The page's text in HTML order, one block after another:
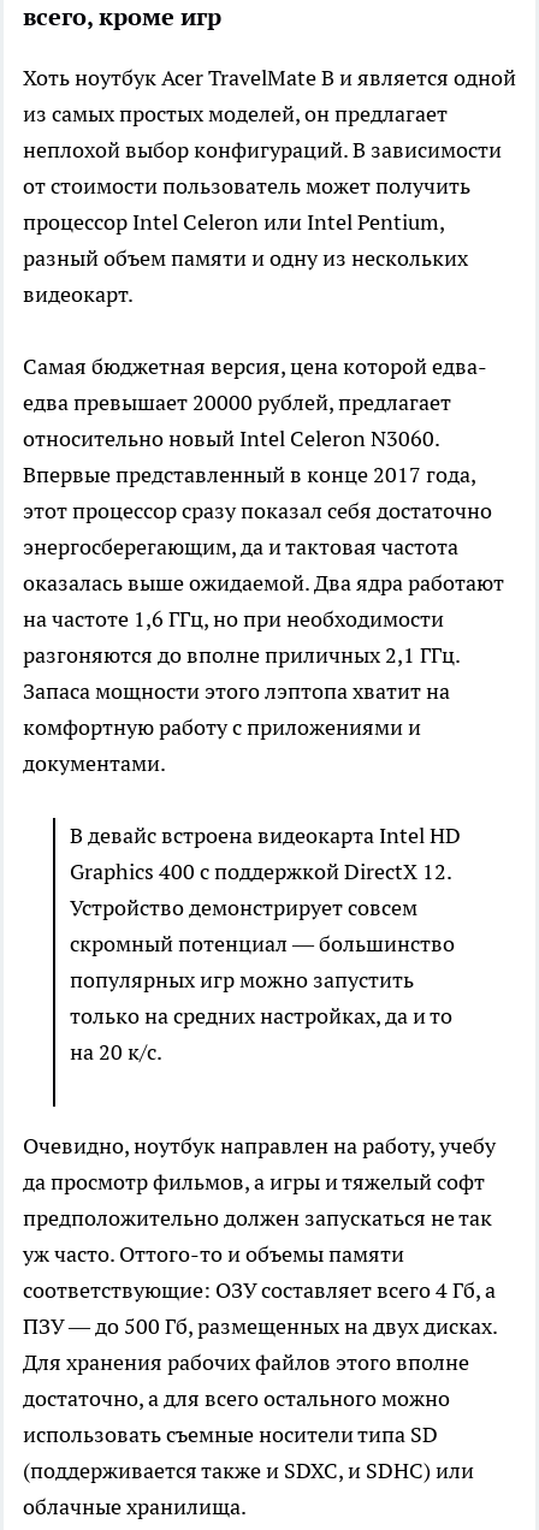
всего, кроме игр
Хоть ноутбук Acer TravelMate B и является одной
из самых простых моделей, он предлагает
неплохой выбор конфигураций. В зависимости
от стоимости пользователь может получить
процессор Intel Celeron или Intel Pentium,
разный объем памяти и одну из нескольких
видеокарт.
Самая бюджетная версия, цена которой едва-
едва превышает 20000 рублей, предлагает
относительно новый Intel Celeron N3060.
Впервые представленный в конце 2017 года,
этот процессор сразу показал себя достаточно
энергосберегающим, да и тактовая частота
оказалась выше ожидаемой. Два ядра работают
на частоте 1,6 ГГц, но при необходимости
разгоняются до вполне приличных 2,1 ГГц.
Запаса мощности этого лэптопа хватит на
комфортную работу с приложениями и
документами.
В девайс встроена видеокарта Intel HD
Graphics 400 с поддержкой DirectX 12.
Устройство демонстрирует совсем
скромный потенциал — большинство
популярных игр можно запустить
только на средних настройках, да и то
на 20 к/с.
Очевидно, ноутбук направлен на работу, учебу
да просмотр фильмов, а игры и тяжелый софт
предположительно должен запускаться не так
уж часто. Оттого-то и объемы памяти
соответствующие: ОЗУ составляет всего 4 Гб, а
ПЗУ — до 500 Гб, размещенных на двух дисках.
Для хранения рабочих файлов этого вполне
достаточно, а для всего остального можно
использовать съемные носители типа SD
(поддерживается также и SDXC, и SDHC) или
облачные хранилища.